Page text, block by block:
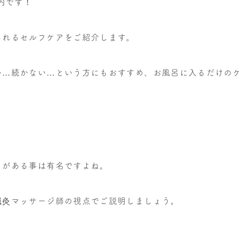
るセルフケアをご紹介します。
続かない…という方にもおすすめ、お風呂に入るだけの
ある事は有名ですよね。
マッサージ師の視点でご説明しましょう。